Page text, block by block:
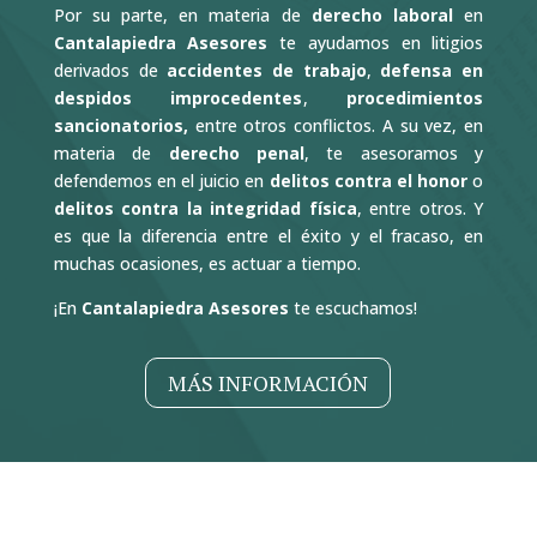
Por su parte, en materia de derecho laboral en
Cantalapiedra Asesores te ayudamos en litigios
derivados de accidentes de trabajo, defensa en
despidos improcedentes, procedimientos
sancionatorios, entre otros conflictos. A su vez, en
materia de derecho penal, te asesoramos y
defendemos en el juicio en delitos contra el honoro
delitos contra la integridad física, entre otros. Y
es que la diferencia entre el éxito y el fracaso, en
muchas ocasiones, es actuar a tiempo.
¡En Cantalapiedra Asesores te escuchamos!
MÁS INFORMACIÓN